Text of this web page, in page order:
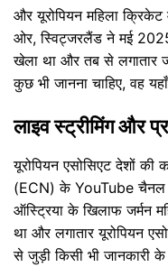
और यूरोपियन महिला
ओर, स्विट्जरलैंड ने मई
खेला था और तब से लगातार
कुछ भी जानना चाहिए, वह
लाइव स्ट्रीमिंग और
यूरोपियन एसोसिएट देशों की
(ECN) के YouTube चैनल
ऑस्ट्रिया के खिलाफ जर्मन
था और लगातार यूरोपियन
से जुड़ी किसी भी